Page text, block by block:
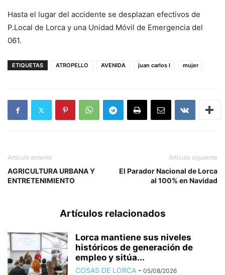
Hasta el lugar del accidente se desplazan efectivos de
P.Local de Lorca y una Unidad Móvil de Emergencia del
061.
ETIQUETAS ATROPELLO AVENIDA juan carlos I mujer
Artículo anterior
AGRICULTURA URBANA Y
ENTRETENIMIENTO
Artículo siguiente
El Parador Nacional de Lorca
al 100% en Navidad
Artículos relacionados
Lorca mantiene sus niveles
históricos de generación de
empleo y sitúa...
COSAS DE LORCA - 05/08/2026